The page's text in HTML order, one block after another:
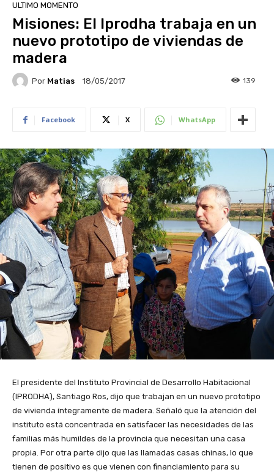
ULTIMO MOMENTO
Misiones: El Iprodha trabaja en un
nuevo prototipo de viviendas de
madera
Por Matias 18/05/2017 139
Facebook X WhatsApp
El presidente del Instituto Provincial de Desarrollo Habitacional
(IPRODHA), Santiago Ros, dijo que trabajan en un nuevo prototipo
de vivienda íntegramente de madera. Señaló que la atención del
instituto está concentrada en satisfacer las necesidades de las
familias más humildes de la provincia que necesitan una casa
propia. Por otra parte dijo que las llamadas casas chinas, lo que
tienen de positivo es que vienen con financiamiento para su